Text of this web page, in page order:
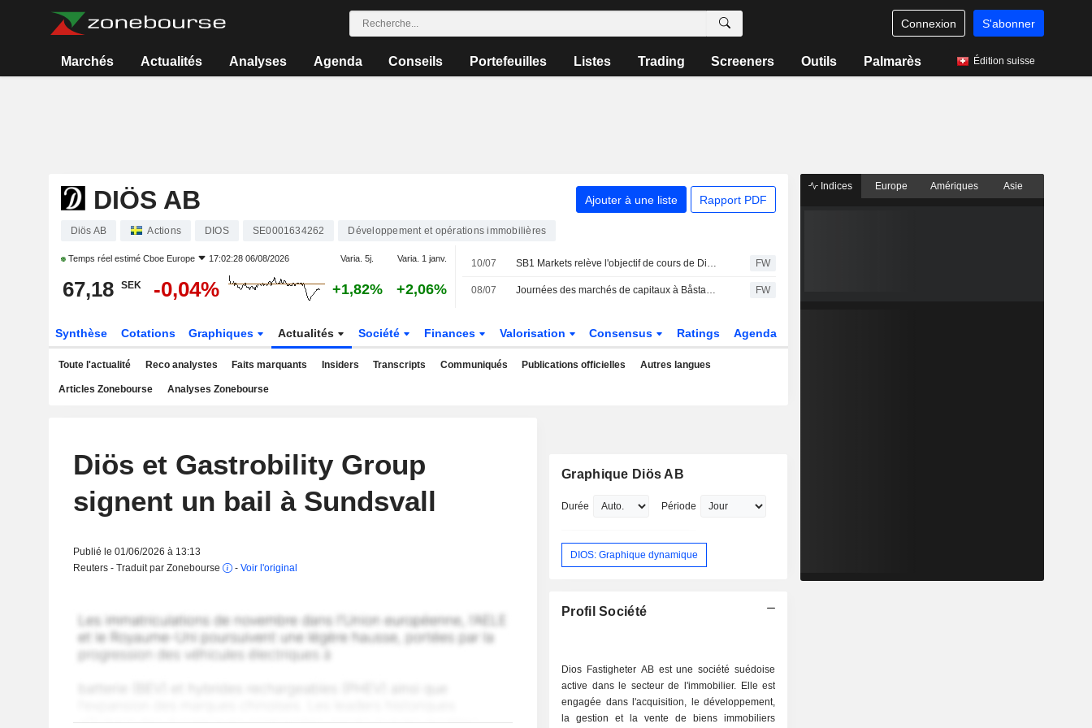
Connexion S'abonner
Marchés Actualités Analyses Agenda Conseils Portefeuilles Listes Trading Screeners Outils Palmarès Édition suisse
DIÖS AB Ajouter à une liste Rapport PDF
Diös AB Actions DIOS SE0001634262 Développement et opérations immobilières
Temps réel estimé Cboe Europe 17:02:28 06/08/2026 Varia. 5j. Varia. 1 janv.
67,18 SEK -0,04% +1,82% +2,06%
10/07 SB1 Markets relève l'objectif de cours de Diös à 84 couronnes (82) et réitère son conseil à l'achat FW
08/07 Journées des marchés de capitaux à Båstad : entretien avec le PDG de Diös FW
Synthèse Cotations Graphiques Actualités Société Finances Valorisation Consensus Ratings Agenda
Toute l'actualité Reco analystes Faits marquants Insiders Transcripts Communiqués Publications officielles Autres langues
Articles Zonebourse Analyses Zonebourse
Diös et Gastrobility Group
signent un bail à Sundsvall
Publié le 01/06/2026 à 13:13
Reuters - Traduit par Zonebourse
- Voir l'original
Graphique Diös AB
Durée Période
DIOS: Graphique dynamique
Profil Société
Dios Fastigheter AB est une société suédoise
active dans le secteur de l'immobilier. Elle est
engagée dans l'acquisition, le développement,
la gestion et la vente de biens immobiliers
Indices Europe Amériques Asie